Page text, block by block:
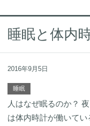
睡眠と体内
2016年9月5日
睡眠
人はなぜ眠るのか？
は体内時計が働いて